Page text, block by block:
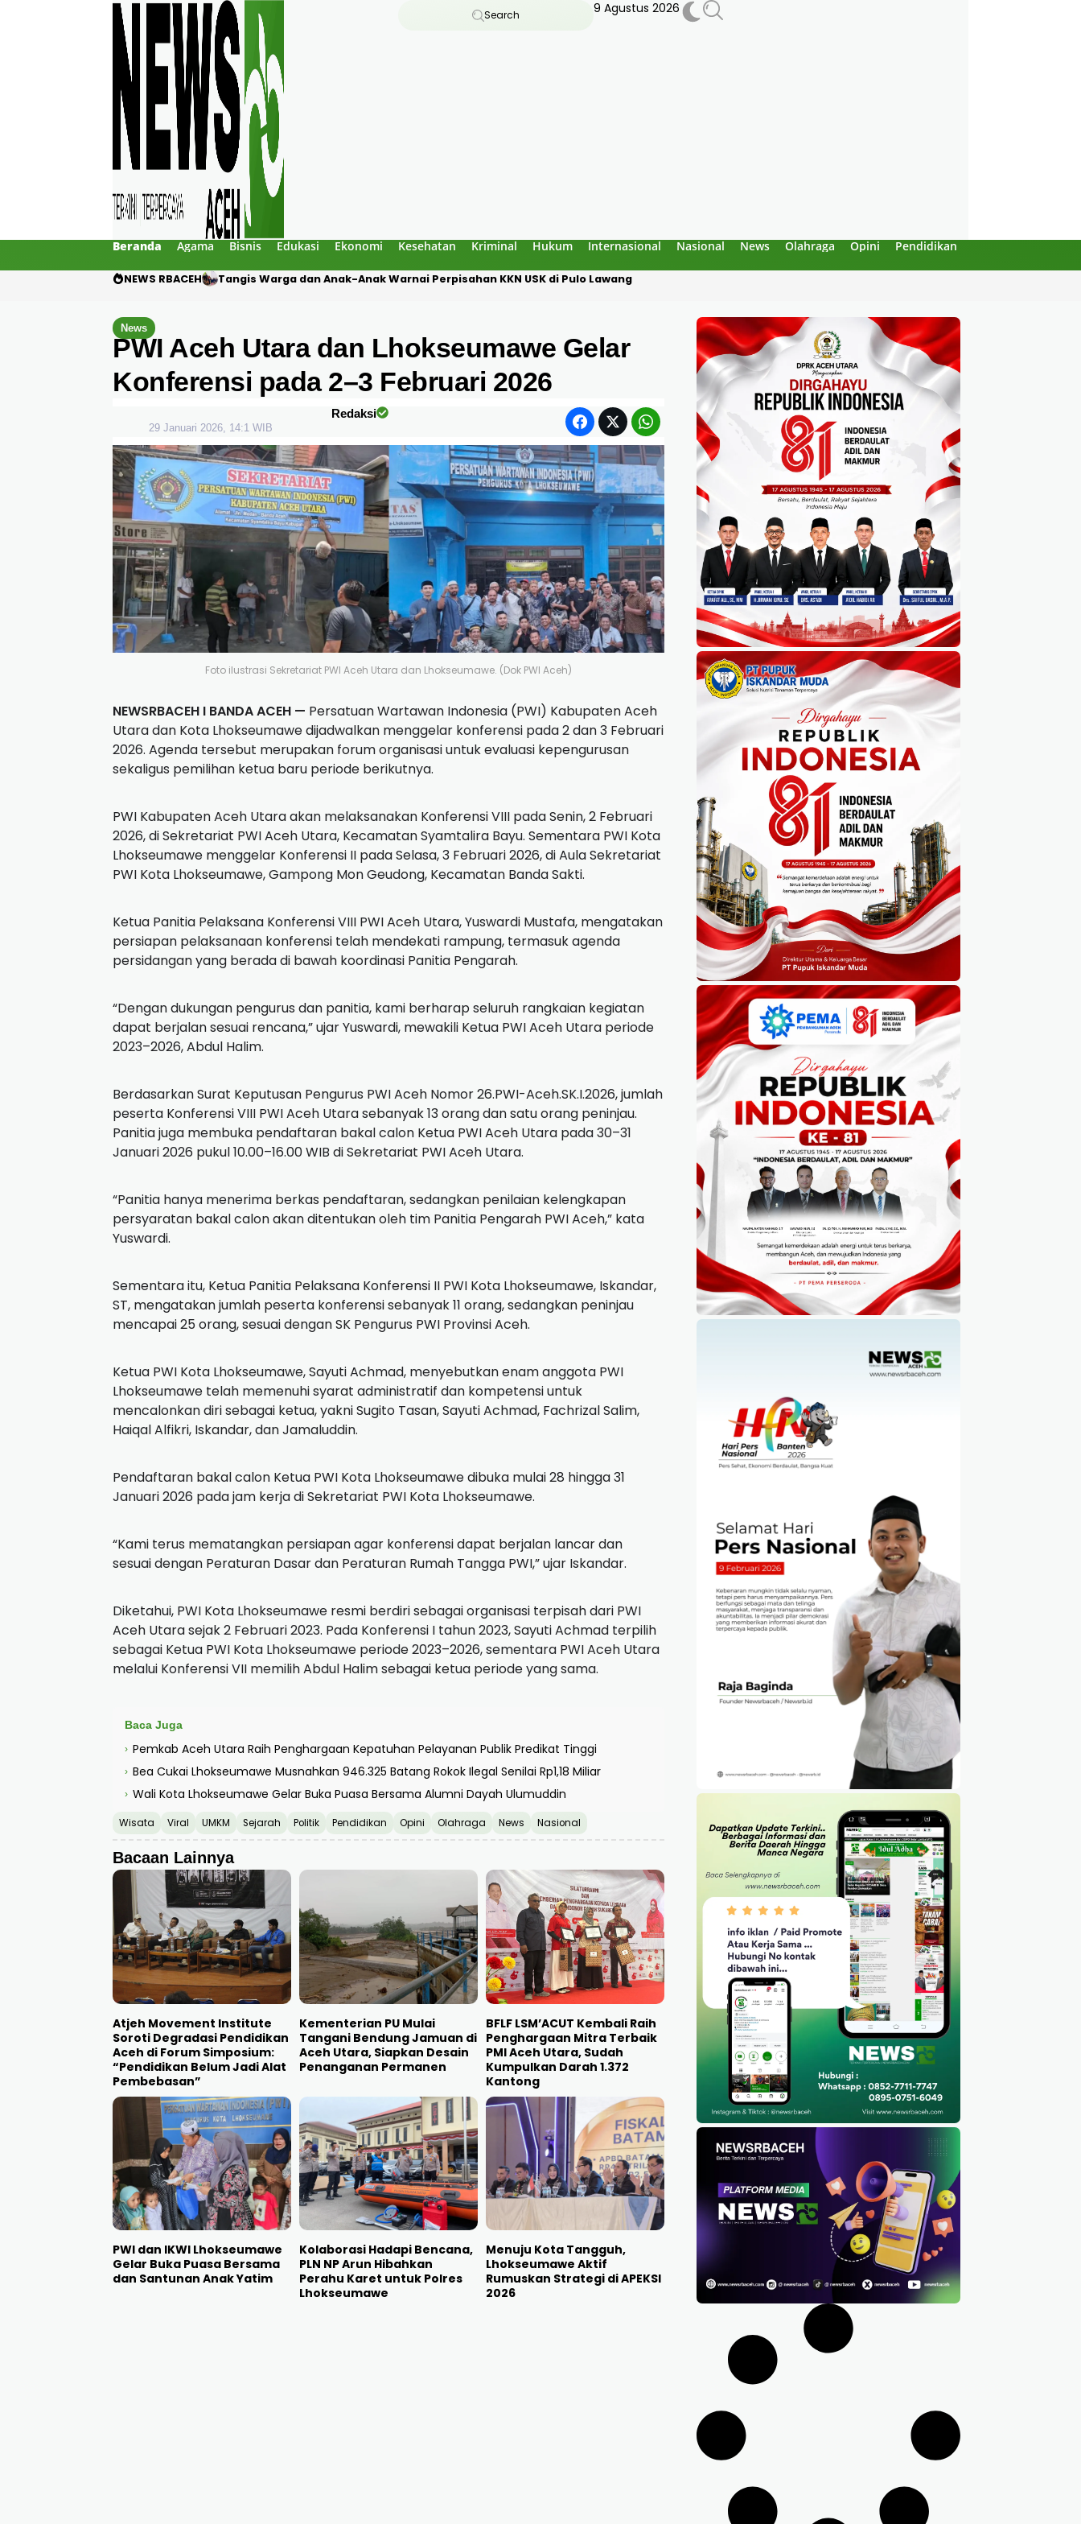
Search 9 Agustus 2026
Beranda Agama Bisnis Edukasi Ekonomi Kesehatan Kriminal Hukum Internasional Nasional News Olahraga Opini Pendidikan
NEWS RBACEH Tangis Warga dan Anak-Anak Warnai Perpisahan KKN USK di Pulo Lawang
News
PWI Aceh Utara dan Lhokseumawe Gelar
Konferensi pada 2–3 Februari 2026
Redaksi
29 Januari 2026, 14:1 WIB
Foto ilustrasi Sekretariat PWI Aceh Utara dan Lhokseumawe. (Dok PWI Aceh)
NEWSRBACEH I BANDA ACEH — Persatuan Wartawan Indonesia (PWI) Kabupaten Aceh
Utara dan Kota Lhokseumawe dijadwalkan menggelar konferensi pada 2 dan 3 Februari
2026. Agenda tersebut merupakan forum organisasi untuk evaluasi kepengurusan
sekaligus pemilihan ketua baru periode berikutnya.
PWI Kabupaten Aceh Utara akan melaksanakan Konferensi VIII pada Senin, 2 Februari
2026, di Sekretariat PWI Aceh Utara, Kecamatan Syamtalira Bayu. Sementara PWI Kota
Lhokseumawe menggelar Konferensi II pada Selasa, 3 Februari 2026, di Aula Sekretariat
PWI Kota Lhokseumawe, Gampong Mon Geudong, Kecamatan Banda Sakti.
Ketua Panitia Pelaksana Konferensi VIII PWI Aceh Utara, Yuswardi Mustafa, mengatakan
persiapan pelaksanaan konferensi telah mendekati rampung, termasuk agenda
persidangan yang berada di bawah koordinasi Panitia Pengarah.
“Dengan dukungan pengurus dan panitia, kami berharap seluruh rangkaian kegiatan
dapat berjalan sesuai rencana,” ujar Yuswardi, mewakili Ketua PWI Aceh Utara periode
2023–2026, Abdul Halim.
Berdasarkan Surat Keputusan Pengurus PWI Aceh Nomor 26.PWI-Aceh.SK.I.2026, jumlah
peserta Konferensi VIII PWI Aceh Utara sebanyak 13 orang dan satu orang peninjau.
Panitia juga membuka pendaftaran bakal calon Ketua PWI Aceh Utara pada 30–31
Januari 2026 pukul 10.00–16.00 WIB di Sekretariat PWI Aceh Utara.
“Panitia hanya menerima berkas pendaftaran, sedangkan penilaian kelengkapan
persyaratan bakal calon akan ditentukan oleh tim Panitia Pengarah PWI Aceh,” kata
Yuswardi.
Sementara itu, Ketua Panitia Pelaksana Konferensi II PWI Kota Lhokseumawe, Iskandar,
ST, mengatakan jumlah peserta konferensi sebanyak 11 orang, sedangkan peninjau
mencapai 25 orang, sesuai dengan SK Pengurus PWI Provinsi Aceh.
Ketua PWI Kota Lhokseumawe, Sayuti Achmad, menyebutkan enam anggota PWI
Lhokseumawe telah memenuhi syarat administratif dan kompetensi untuk
mencalonkan diri sebagai ketua, yakni Sugito Tasan, Sayuti Achmad, Fachrizal Salim,
Haiqal Alfikri, Iskandar, dan Jamaluddin.
Pendaftaran bakal calon Ketua PWI Kota Lhokseumawe dibuka mulai 28 hingga 31
Januari 2026 pada jam kerja di Sekretariat PWI Kota Lhokseumawe.
“Kami terus mematangkan persiapan agar konferensi dapat berjalan lancar dan
sesuai dengan Peraturan Dasar dan Peraturan Rumah Tangga PWI,” ujar Iskandar.
Diketahui, PWI Kota Lhokseumawe resmi berdiri sebagai organisasi terpisah dari PWI
Aceh Utara sejak 2 Februari 2023. Pada Konferensi I tahun 2023, Sayuti Achmad terpilih
sebagai Ketua PWI Kota Lhokseumawe periode 2023–2026, sementara PWI Aceh Utara
melalui Konferensi VII memilih Abdul Halim sebagai ketua periode yang sama.
Baca Juga
› Pemkab Aceh Utara Raih Penghargaan Kepatuhan Pelayanan Publik Predikat Tinggi
› Bea Cukai Lhokseumawe Musnahkan 946.325 Batang Rokok Ilegal Senilai Rp1,18 Miliar
› Wali Kota Lhokseumawe Gelar Buka Puasa Bersama Alumni Dayah Ulumuddin
Wisata Viral UMKM Sejarah Politik Pendidikan Opini Olahraga News Nasional
Bacaan Lainnya
Atjeh Movement Institute
Soroti Degradasi Pendidikan
Aceh di Forum Simposium:
“Pendidikan Belum Jadi Alat
Pembebasan”
Kementerian PU Mulai
Tangani Bendung Jamuan di
Aceh Utara, Siapkan Desain
Penanganan Permanen
BFLF LSM’ACUT Kembali Raih
Penghargaan Mitra Terbaik
PMI Aceh Utara, Sudah
Kumpulkan Darah 1.372
Kantong
PWI dan IKWI Lhokseumawe
Gelar Buka Puasa Bersama
dan Santunan Anak Yatim
Kolaborasi Hadapi Bencana,
PLN NP Arun Hibahkan
Perahu Karet untuk Polres
Lhokseumawe
Menuju Kota Tangguh,
Lhokseumawe Aktif
Rumuskan Strategi di APEKSI
2026